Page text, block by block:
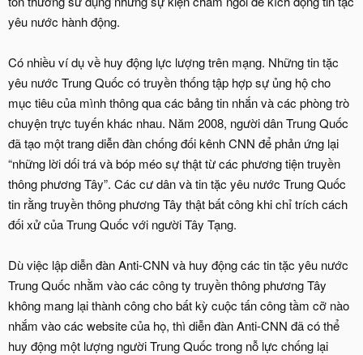
yêu nước hành động.
Có nhiều ví dụ về huy động lực lượng trên mạng. Những tin tặc
yêu nước Trung Quốc có truyền thống tập hợp sự ủng hộ cho
mục tiêu của mình thông qua các bảng tin nhắn và các phòng trò
chuyện trực tuyến khác nhau. Năm 2008, người dân Trung Quốc
đã tạo một trang diễn đàn chống đối kênh CNN để phản ứng lại
“những lời dối trá và bóp méo sự thật từ các phương tiện truyền
thông phương Tây”. Các cư dân và tin tặc yêu nước Trung Quốc
tin rằng truyền thông phương Tây thật bất công khi chỉ trích cách
đối xử của Trung Quốc với người Tây Tạng.
Dù việc lập diễn đàn Anti-CNN và huy động các tin tặc yêu nước
Trung Quốc nhằm vào các công ty truyền thông phương Tây
không mang lại thành công cho bất kỳ cuộc tấn công tầm cỡ nào
nhắm vào các website của họ, thì diễn đàn Anti-CNN đã có thể
huy động một lượng người Trung Quốc trong nỗ lực chống lại